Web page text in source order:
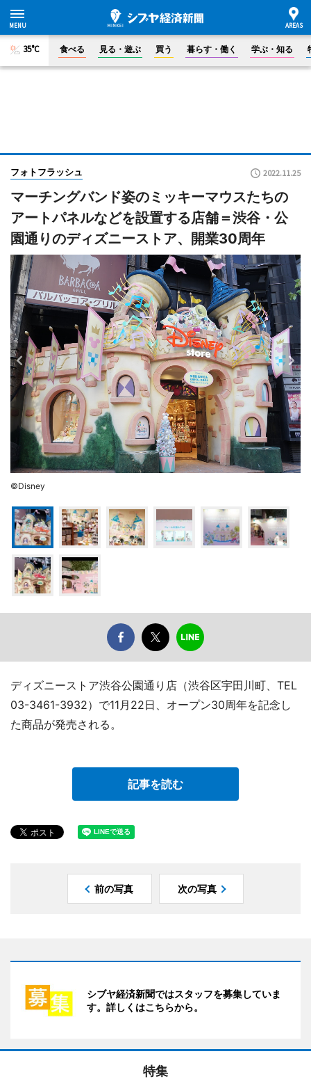
35°C 食べる 見る・遊ぶ 買う 暮らす・働く 学ぶ・知る
フォトフラッシュ 2022.11.25
マーチングバンド姿のミッキーマウスたちの
アートパネルなどを設置する店舗＝渋谷・公
園通りのディズニーストア、開業30周年
©Disney
ディズニーストア渋谷公園通り店（渋谷区宇田川町、TEL
03-3461-3932）で11月22日、オープン30周年を記念し
た商品が発売される。
記事を読む
前の写真 次の写真
シブヤ経済新聞ではスタッフを募集していま
す。詳しくはこちらから。
特集